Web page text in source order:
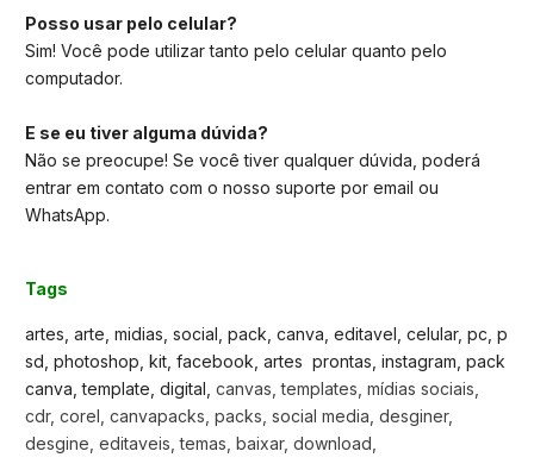
Posso usar pelo celular?
Sim! Você pode utilizar tanto pelo celular quanto pelo
computador.
E se eu tiver alguma dúvida?
Não se preocupe! Se você tiver qualquer dúvida, poderá
entrar em contato com o nosso suporte por email ou
WhatsApp.
Tags
artes, arte, midias, social, pack, canva, editavel, celular, pc, p
sd, photoshop, kit, facebook, artes prontas, instagram, pack
canva, template, digital, canvas, templates, mídias sociais,
cdr, corel, canvapacks, packs, social media, desginer,
desgine, editaveis, temas, baixar, download,